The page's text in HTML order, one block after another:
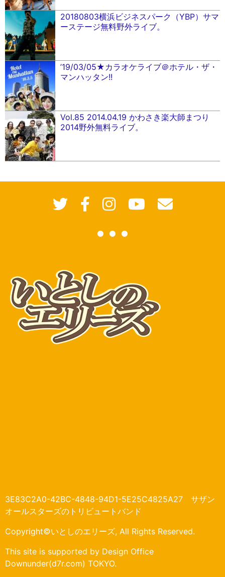
20180803横浜ビジネスパーク（YBP）サマ
ーステージ無料野外ライブ。
’19/03/05★カラオケライブ＠ホテル・ザ・
マンハッタン!!
Vol.85 2014.04.19 かわさき楽大師まつり
2014野外無料ライブ。
3E83C2A0-42BC-4848-94D1-5E25C4825A27 サザン
オールスターズのトリビュートバンド
Copyright©いとしのエリーズ, All Rights Reserved.
This site is supported by Design Office
Downunder(d7r.com) TOKYO.